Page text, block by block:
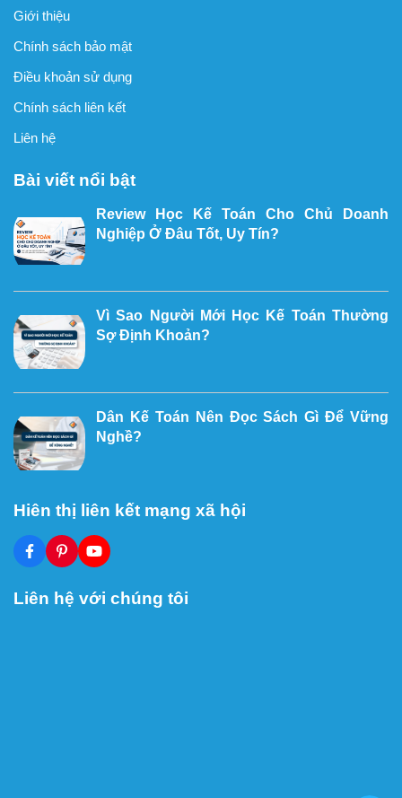
Giới thiệu
Chính sách bảo mật
Điều khoản sử dụng
Chính sách liên kết
Liên hệ
Bài viết nổi bật
Review Học Kế Toán Cho Chủ Doanh
Nghiệp Ở Đâu Tốt, Uy Tín?
Vì Sao Người Mới Học Kế Toán Thường
Sợ Định Khoản?
Dân Kế Toán Nên Đọc Sách Gì Để Vững
Nghề?
Hiên thị liên kết mạng xã hội
Liên hệ với chúng tôi